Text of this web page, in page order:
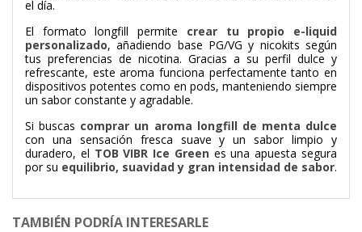
el día.
El formato longfill permite crear tu propio e-liquid
personalizado, añadiendo base PG/VG y nicokits según
tus preferencias de nicotina. Gracias a su perfil dulce y
refrescante, este aroma funciona perfectamente tanto en
dispositivos potentes como en pods, manteniendo siempre
un sabor constante y agradable.
Si buscas comprar un aroma longfill de menta dulce
con una sensación fresca suave y un sabor limpio y
duradero, el TOB VIBR Ice Greenes una apuesta segura
por su equilibrio, suavidad y gran intensidad de sabor.
TAMBIÉN PODRÍA INTERESARLE